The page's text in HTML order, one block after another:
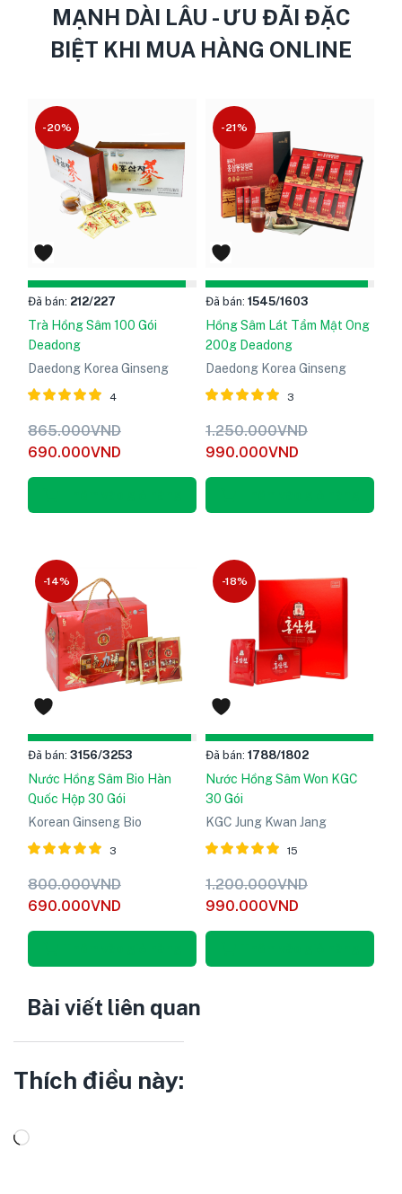
MẠNH DÀI LÂU - ƯU ĐÃI ĐẶC
BIỆT KHI MUA HÀNG ONLINE
-20%
Đã bán: 212/227
Trà Hồng Sâm 100 Gói
Deadong
Daedong Korea Ginseng
Được xếp
hạng
5.00
5
sao
4
865.000VND
690.000VND
-21%
Đã bán: 1545/1603
Hồng Sâm Lát Tẩm Mật Ong
200g Deadong
Daedong Korea Ginseng
Được xếp
hạng
5.00
5
sao
3
1.250.000VND
990.000VND
-14%
Đã bán: 3156/3253
Nước Hồng Sâm Bio Hàn
Quốc Hộp 30 Gói
Korean Ginseng Bio
Được xếp
hạng
5.00
5
sao
3
800.000VND
690.000VND
-18%
Đã bán: 1788/1802
Nước Hồng Sâm Won KGC
30 Gói
KGC Jung Kwan Jang
Được xếp
hạng
5.00
5
sao
15
1.200.000VND
990.000VND
Bài viết liên quan
Thích điều này: